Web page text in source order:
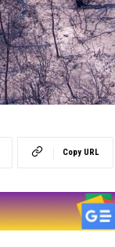
Copy URL